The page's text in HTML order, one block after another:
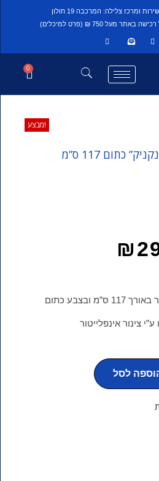
ומרכז צלילה: המרכבה 19 חולון
מעל 750 ₪ (פרט למיכלים)
0
כתום 117 ס”מ
₪
ובצבע כתום
צינור אינפלייטור
לסל